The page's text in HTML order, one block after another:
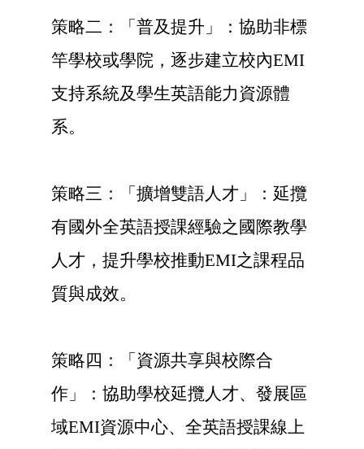
策略二：「普及提升」：協助非標
竿學校或學院，逐步建立校內EMI
支持系統及學生英語能力資源體
系。
策略三：「擴增雙語人才」：延攬
有國外全英語授課經驗之國際教學
人才，提升學校推動EMI之課程品
質與成效。
策略四：「資源共享與校際合
作」：協助學校延攬人才、發展區
域EMI資源中心、全英語授課線上